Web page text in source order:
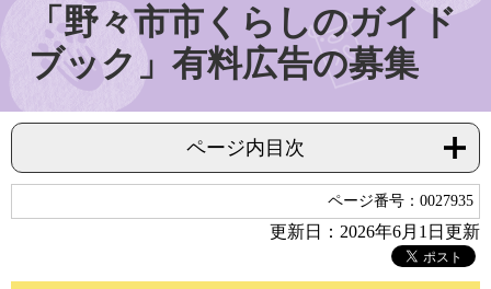
「野々市市くらしのガイド
ブック」有料広告の募集
ページ内目次
ページ番号：0027935
更新日：2026年6月1日更新